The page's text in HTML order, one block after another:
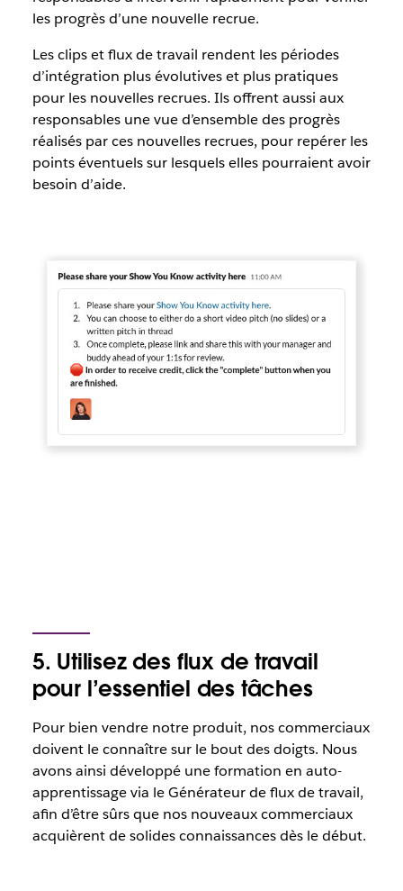
les progrès d’une nouvelle recrue.
Les clips et flux de travail rendent les périodes
d’intégration plus évolutives et plus pratiques
pour les nouvelles recrues. Ils offrent aussi aux
responsables une vue d’ensemble des progrès
réalisés par ces nouvelles recrues, pour repérer les
points éventuels sur lesquels elles pourraient avoir
besoin d’aide.
5. Utilisez des flux de travail
pour l’essentiel des tâches
Pour bien vendre notre produit, nos commerciaux
doivent le connaître sur le bout des doigts. Nous
avons ainsi développé une formation en auto-
apprentissage via le Générateur de flux de travail,
afin d’être sûrs que nos nouveaux commerciaux
acquièrent de solides connaissances dès le début.